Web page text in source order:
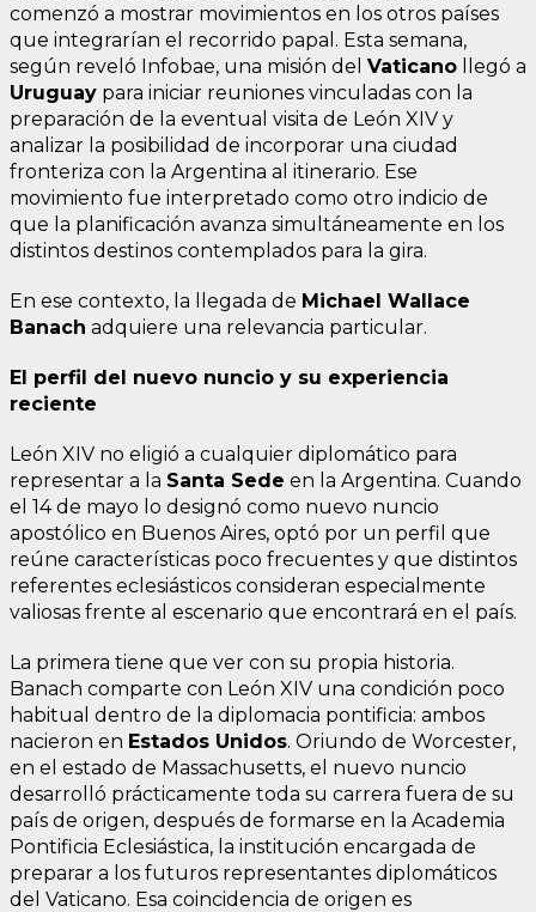
comenzó a mostrar movimientos en los otros países
que integrarían el recorrido papal. Esta semana,
según reveló Infobae, una misión del Vaticano llegó a
Uruguay para iniciar reuniones vinculadas con la
preparación de la eventual visita de León XIV y
analizar la posibilidad de incorporar una ciudad
fronteriza con la Argentina al itinerario. Ese
movimiento fue interpretado como otro indicio de
que la planificación avanza simultáneamente en los
distintos destinos contemplados para la gira.
En ese contexto, la llegada de Michael Wallace
Banach adquiere una relevancia particular.
El perfil del nuevo nuncio y su experiencia
reciente
León XIV no eligió a cualquier diplomático para
representar a la Santa Sede en la Argentina. Cuando
el 14 de mayo lo designó como nuevo nuncio
apostólico en Buenos Aires, optó por un perfil que
reúne características poco frecuentes y que distintos
referentes eclesiásticos consideran especialmente
valiosas frente al escenario que encontrará en el país.
La primera tiene que ver con su propia historia.
Banach comparte con León XIV una condición poco
habitual dentro de la diplomacia pontificia: ambos
nacieron en Estados Unidos. Oriundo de Worcester,
en el estado de Massachusetts, el nuevo nuncio
desarrolló prácticamente toda su carrera fuera de su
país de origen, después de formarse en la Academia
Pontificia Eclesiástica, la institución encargada de
preparar a los futuros representantes diplomáticos
del Vaticano. Esa coincidencia de origen es